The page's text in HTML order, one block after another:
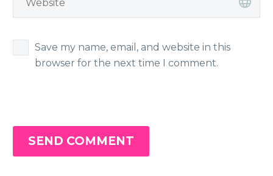
Save my name, email, and website in this
browser for the next time I comment.
SEND COMMENT